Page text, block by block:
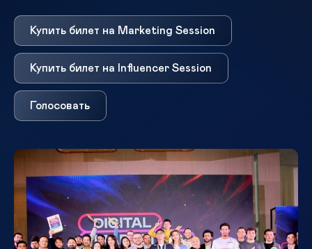
Купить билет на Marketing Session
Купить билет на Influencer Session
Голосовать